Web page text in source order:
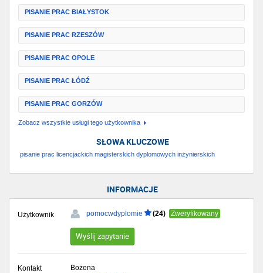
PISANIE PRAC BIAŁYSTOK
PISANIE PRAC RZESZÓW
PISANIE PRAC OPOLE
PISANIE PRAC ŁÓDŹ
PISANIE PRAC GORZÓW
Zobacz wszystkie usługi tego użytkownika
SŁOWA KLUCZOWE
pisanie prac licencjackich magisterskich dyplomowych inżynierskich
INFORMACJE
Użytkownik pomocwdyplomie (24) Zweryfikowany
Wyślij zapytanie
Kontakt
Bożena